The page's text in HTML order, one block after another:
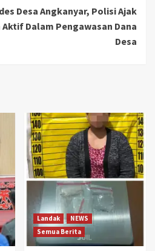
Desa Angkanyar, Polisi Ajak
Dalam Pengawasan Dana
Desa
Landak
NEWS
Semua Berita